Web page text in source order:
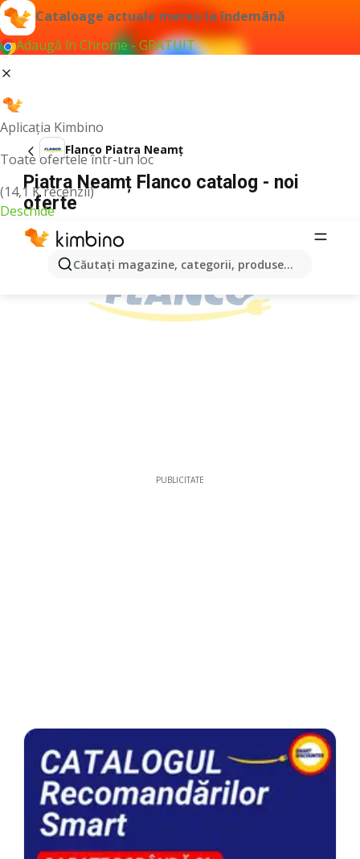
Cataloage actuale mereu la îndemână
Adaugă în Chrome - GRATUIT
Aplicația Kimbino
Toate ofertele într-un loc
(14,1 K recenzii)
Deschide
Căutaţi magazine, categorii, produse...
Flanco Piatra Neamț
Piatra Neamț Flanco catalog - noi
oferte
PUBLICITATE